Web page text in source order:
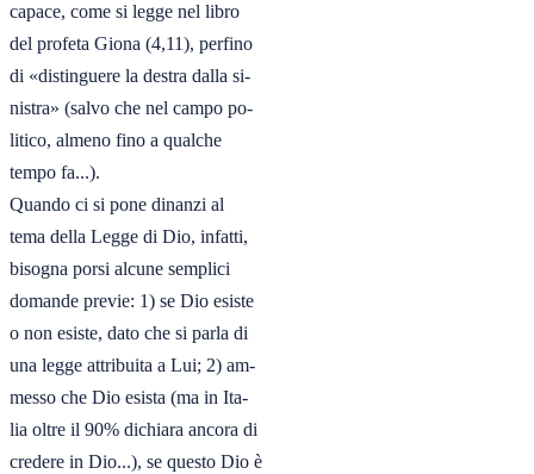
capace, come si legge nel libro
del profeta Giona (4,11), perfino
di «distinguere la destra dalla si-
nistra» (salvo che nel campo po-
litico, almeno fino a qualche
tempo fa...).
Quando ci si pone dinanzi al
tema della Legge di Dio, infatti,
bisogna porsi alcune semplici
domande previe: 1) se Dio esiste
o non esiste, dato che si parla di
una legge attribuita a Lui; 2) am-
messo che Dio esista (ma in Ita-
lia oltre il 90% dichiara ancora di
credere in Dio...), se questo Dio è